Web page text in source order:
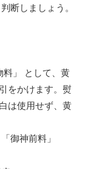
断しましょう。
料」 として、黄
をかけます。熨
は使用せず、黄
御神前料」